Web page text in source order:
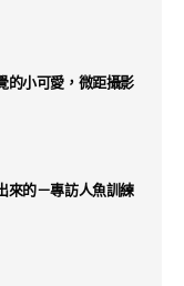
的小可愛，微距攝影
來的－專訪人魚訓練